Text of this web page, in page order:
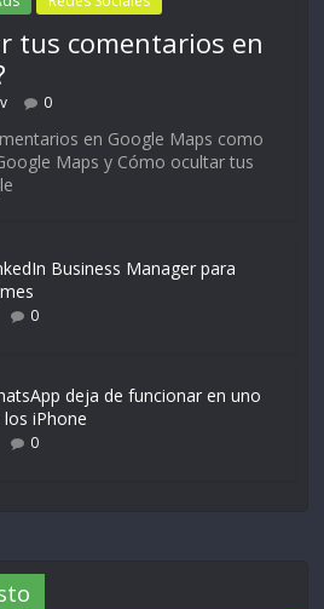
tus comentarios en
0
en Google Maps como
Maps y Cómo ocultar tus
Business Manager para
0
deja de funcionar en uno
los iPhone
0